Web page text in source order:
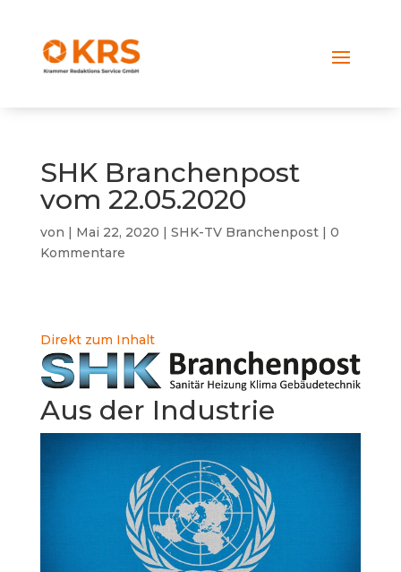
SHK Branchenpost
vom 22.05.2020
von | Mai 22, 2020 | SHK-TV Branchenpost| 0
Kommentare
Direkt zum Inhalt
Aus der Industrie